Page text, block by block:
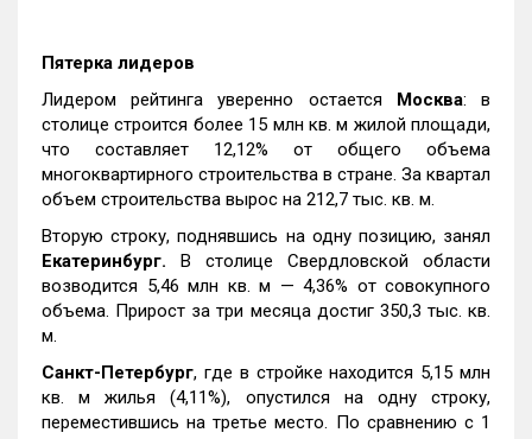
Пятерка лидеров
Лидером рейтинга уверенно остается Москва: в
столице строится более 15 млн кв. м жилой площади,
что составляет 12,12% от общего объема
многоквартирного строительства в стране. За квартал
объем строительства вырос на 212,7 тыс. кв. м.
Вторую строку, поднявшись на одну позицию, занял
Екатеринбург. В столице Свердловской области
возводится 5,46 млн кв. м — 4,36% от совокупного
объема. Прирост за три месяца достиг 350,3 тыс. кв.
м.
Санкт-Петербург, где в стройке находится 5,15 млн
кв. м жилья (4,11%), опустился на одну строку,
переместившись на третье место. По сравнению с 1